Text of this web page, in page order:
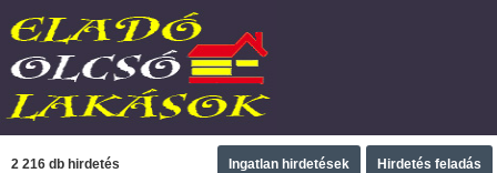
2 216 db hirdetés Ingatlan hirdetések Hirdetés feladás